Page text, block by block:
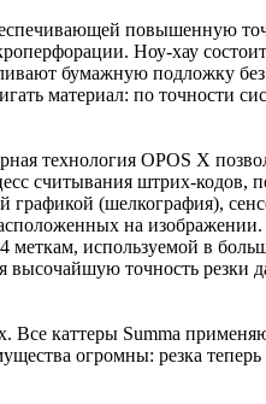
повышенную
Ноу-хау
бумажную подложку
материал: по точности
технология OPOS X
считывания штрих-кодов,
(шелкография),
на
меткам, используемой в
высочайшую точность резки
каттеры Summa
огромны: резка